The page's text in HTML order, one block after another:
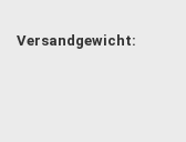
Versandgewicht: